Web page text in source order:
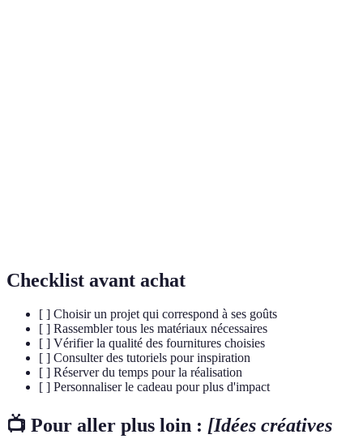
Checklist avant achat
[ ] Choisir un projet qui correspond à ses goûts
[ ] Rassembler tous les matériaux nécessaires
[ ] Vérifier la qualité des fournitures choisies
[ ] Consulter des tutoriels pour inspiration
[ ] Réserver du temps pour la réalisation
[ ] Personnaliser le cadeau pour plus d'impact
📺 Pour aller plus loin : [Idées créatives